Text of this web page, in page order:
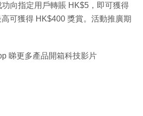
向指定用戶轉賬 HK$5，即可獲得
可獲得 HK$400 獎賞。活動推廣期
睇更多產品開箱科技影片